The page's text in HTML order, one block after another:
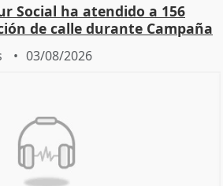
Social ha atendido a 156
de calle durante Campaña
03/08/2026